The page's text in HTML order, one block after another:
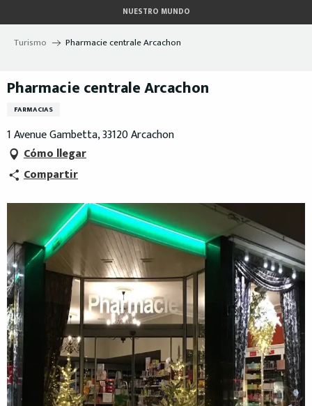
au
contenu
NUESTRO MUNDO
Turismo Pharmacie centrale Arcachon
Pharmacie centrale Arcachon
FARMACIAS
1 Avenue Gambetta, 33120 Arcachon
Cómo llegar
Compartir